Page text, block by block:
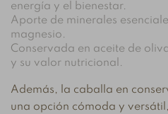
energía y el bienestar.
Aporte de minerales
magnesio.
Conservada en aceite de
y su valor nutricional.
Además, la caballa en
una opción cómoda y